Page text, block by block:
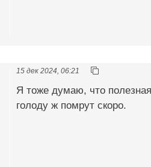
15 дек 2024, 06:21
Я тоже думаю, что
голоду ж помрут скоро.